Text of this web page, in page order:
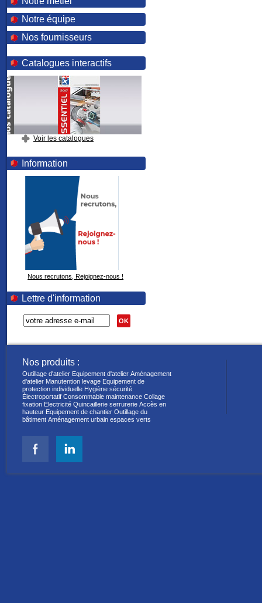
Notre équipe
Nos fournisseurs
Catalogues interactifs
Voir les catalogues
Information
Nous recrutons, Rejoignez-nous !
Lettre d'information
OK
Nos produits :
Outillage d'atelier Equipement d'atelier Aménagement
d'atelier Manutention levage Equipement de
protection individuelle Hygiène sécurité
Électroportatif Consommable maintenance Collage
fixation Electricité Quincaillerie serrurerie Accès en
hauteur Equipement de chantier Outillage du
bâtiment Aménagement urbain espaces verts